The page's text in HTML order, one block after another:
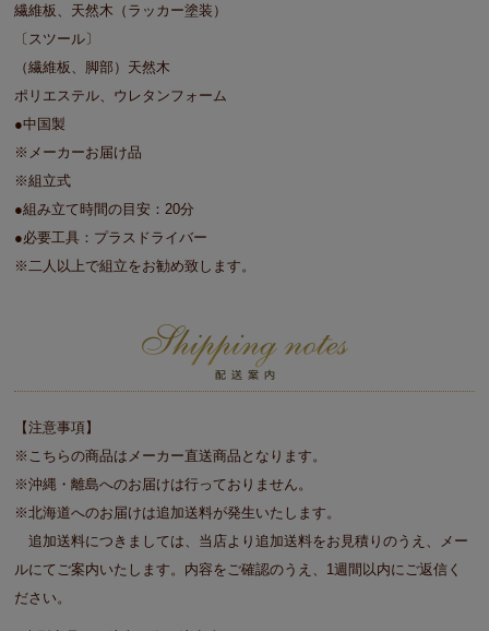
繊維板、天然木（ラッカー塗装）
〔スツール〕
（繊維板、脚部）天然木
ポリエステル、ウレタンフォーム
●中国製
※メーカーお届け品
※組立式
●組み立て時間の目安：20分
●必要工具：プラスドライバー
※二人以上で組立をお勧め致します。
【注意事項】
※こちらの商品はメーカー直送商品となります。
※沖縄・離島へのお届けは行っておりません。
※北海道へのお届けは追加送料が発生いたします。
追加送料につきましては、当店より追加送料をお見積りのうえ、メー
ルにてご案内いたします。内容をご確認のうえ、1週間以内にご返信く
ださい。